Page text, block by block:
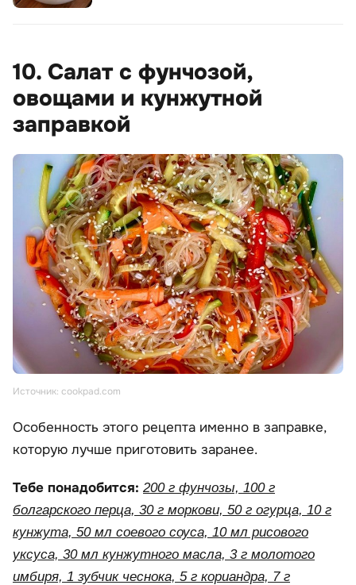
10. Салат с фунчозой,
овощами и кунжутной
заправкой
Источник: cookpad.com
Особенность этого рецепта именно в заправке,
которую лучше приготовить заранее.
Тебе понадобится: 200 г фунчозы, 100 г
болгарского перца, 30 г моркови, 50 г огурца, 10 г
кунжута, 50 мл соевого соуса, 10 мл рисового
уксуса, 30 мл кунжутного масла, 3 г молотого
имбиря, 1 зубчик чеснока, 5 г кориандра, 7 г